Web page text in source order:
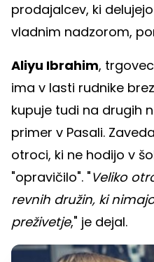
prodajalcev, ki
vladnim nadzorom,
Aliyu Ibrahim,
ima v lasti rudnike
kupuje tudi na drugih
primer v Pasali.
otroci, ki ne hodijo v
"opravičilo". "Veliko
revnih družin, ki
preživetje," je dejal.